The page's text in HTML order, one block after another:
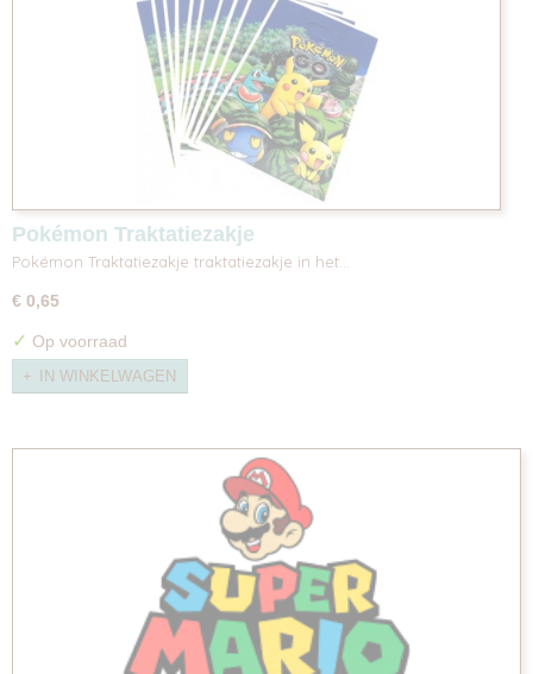
Pokémon Traktatiezakje
Pokémon Traktatiezakje traktatiezakje in het…
€ 0,65
✓ Op voorraad
IN WINKELWAGEN